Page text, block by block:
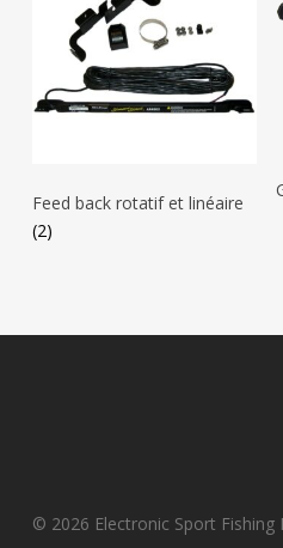
Feed back rotatif et linéaire
(2)
© 2026 Electronic Sport Fishing